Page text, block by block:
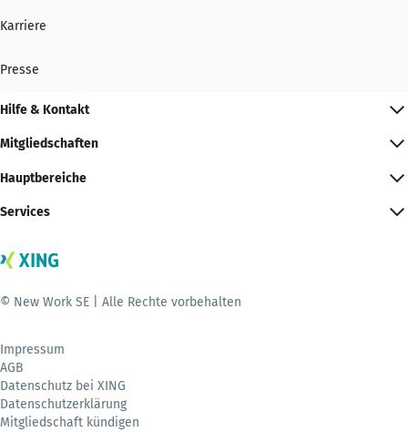
Karriere
Presse
Hilfe & Kontakt
Mitgliedschaften
Hauptbereiche
Services
© New Work SE | Alle Rechte vorbehalten
Impressum
AGB
Datenschutz bei XING
Datenschutzerklärung
Mitgliedschaft kündigen